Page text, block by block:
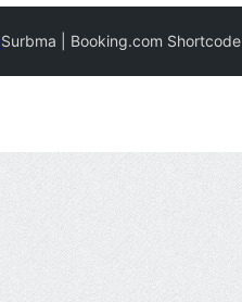
Surbma | Booking.com Shortcode